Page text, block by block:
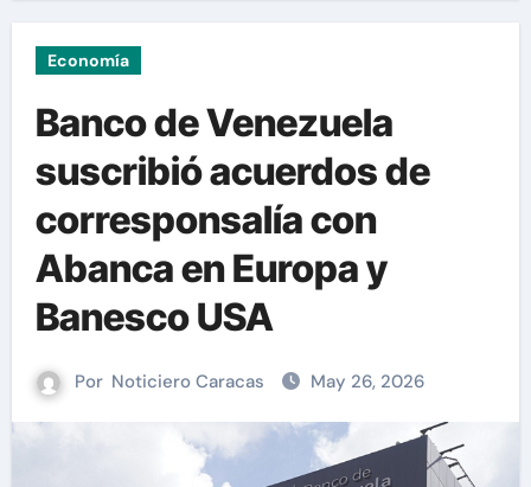
Economía
Banco de Venezuela
suscribió acuerdos de
corresponsalía con
Abanca en Europa y
Banesco USA
Por Noticiero Caracas May 26, 2026